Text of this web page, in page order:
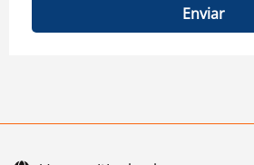
Enviar